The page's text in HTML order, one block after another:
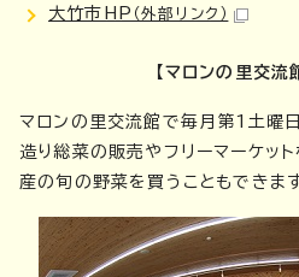
大竹市HP （外部リンク）
【マロンの里交流
マロンの里交流館で毎月第1土曜
造り総菜の販売やフリーマーケッ
産の旬の野菜を買うこともできます